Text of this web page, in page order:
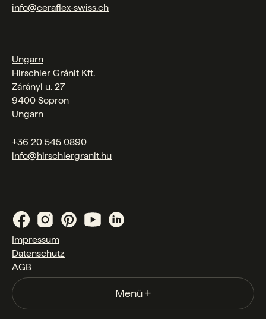
Menü+
info@ceraflex-swiss.ch
Ungarn
Hirschler Gránit Kft.
Zárányi u. 27
9400 Sopron
Ungarn
+36 20 545 0890
info@hirschlergranit.hu
Impressum
Datenschutz
AGB